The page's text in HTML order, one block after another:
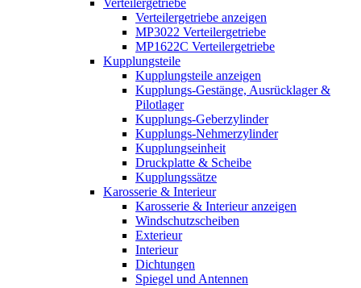
Verteilergetriebe anzeigen
MP3022 Verteilergetriebe
MP1622C Verteilergetriebe
Kupplungsteile
Kupplungsteile anzeigen
Kupplungs-Gestänge, Ausrücklager &
Pilotlager
Kupplungs-Geberzylinder
Kupplungs-Nehmerzylinder
Kupplungseinheit
Druckplatte & Scheibe
Kupplungssätze
Karosserie & Interieur
Karosserie & Interieur anzeigen
Windschutzscheiben
Exterieur
Interieur
Dichtungen
Spiegel und Antennen